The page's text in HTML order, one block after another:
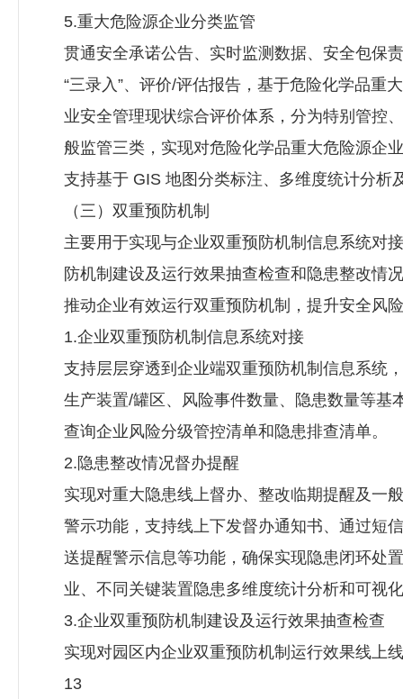
5.重大危险源企业分类监管
贯通安全承诺公告、实时监测数据、安全包保
“三录入”、评价/评估报告，基于危险化学品重
业安全管理现状综合评价体系，分为特别管控
般监管三类，实现对危险化学品重大危险源企
支持基于 GIS 地图分类标注、多维度统计分析
（三）双重预防机制
主要用于实现与企业双重预防机制信息系统对
防机制建设及运行效果抽查检查和隐患整改情
推动企业有效运行双重预防机制，提升安全风
1.企业双重预防机制信息系统对接
支持层层穿透到企业端双重预防机制信息系统
生产装置/罐区、风险事件数量、隐患数量等基
查询企业风险分级管控清单和隐患排查清单。
2.隐患整改情况督办提醒
实现对重大隐患线上督办、整改临期提醒及一
警示功能，支持线上下发督办通知书、通过短
送提醒警示信息等功能，确保实现隐患闭环处
业、不同关键装置隐患多维度统计分析和可视
3.企业双重预防机制建设及运行效果抽查检查
实现对园区内企业双重预防机制运行效果线上
13